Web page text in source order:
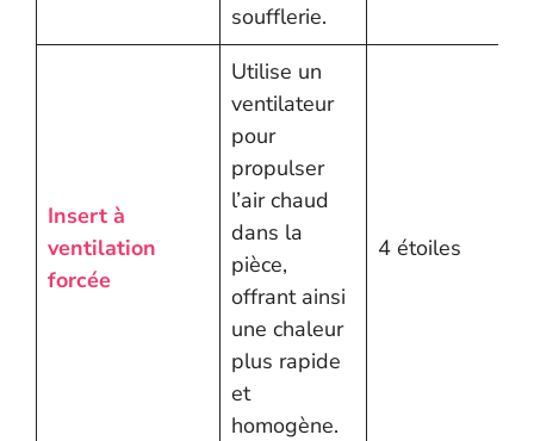
soufflerie.
Insert à
ventilation
forcée
Utilise un
ventilateur
pour
propulser
l’air chaud
dans la
pièce,
offrant ainsi
une chaleur
plus rapide
et
homogène.
4 étoiles